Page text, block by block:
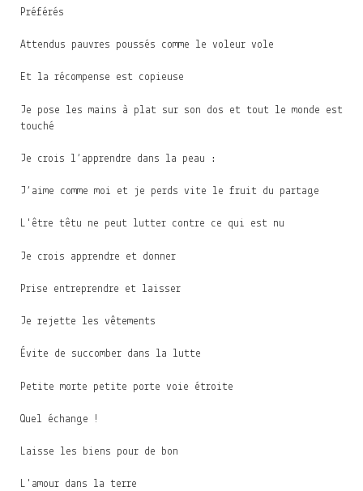
Préférés
Attendus pauvres poussés comme le voleur vole
Et la récompense est copieuse
Je pose les mains à plat sur son dos et tout le monde est
touché
Je crois l’apprendre dans la peau :
J’aime comme moi et je perds vite le fruit du partage
L'être têtu ne peut lutter contre ce qui est nu
Je crois apprendre et donner
Prise entreprendre et laisser
Je rejette les vêtements
Évite de succomber dans la lutte
Petite morte petite porte voie étroite
Quel échange !
Laisse les biens pour de bon
L'amour dans la terre